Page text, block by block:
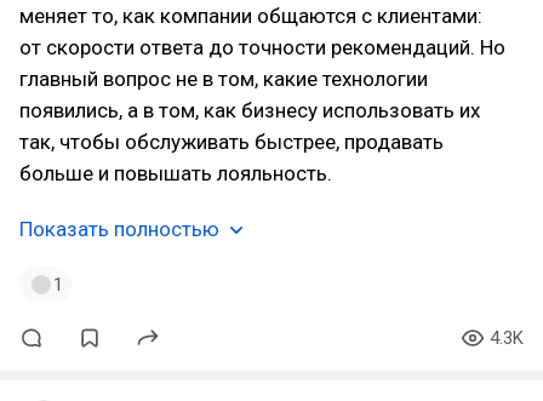
меняет то, как компании общаются с клиентами:
от скорости ответа до точности рекомендаций. Но
главный вопрос не в том, какие технологии
появились, а в том, как бизнесу использовать их
так, чтобы обслуживать быстрее, продавать
больше и повышать лояльность.
Показать полностью
1
4.3K